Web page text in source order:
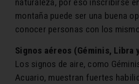
naturaleza, por eso inscribirse
montaña puede ser una buena
conocer personas con los
Signos aéreos (Géminis, Libra
Los signos de aire, como
Acuario, muestran fuertes